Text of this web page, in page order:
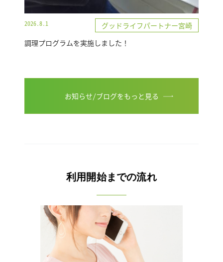
2026.8.1
グッドライフパートナー宮崎
調理プログラムを実施しました！
お知らせ/ブログをもっと見る
利用開始までの流れ